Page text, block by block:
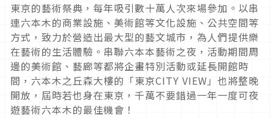
東京的藝術祭典，每年吸引數十萬人次來場參加。以串
連六本木的商業設施、美術館等文化設施、公共空間等
方式，致力於營造出最大型的藝文城市，為人們提供樂
在藝術的生活體驗。串聯六本本藝術之夜，活動期間周
邊的美術館、藝廊等都將企畫特別活動或延長開館時
間，六本木之丘森大樓的「東京CITY VIEW」也將整晚
開放，屆時若也身在東京，千萬不要錯過一年一度可夜
遊藝術六本木的最佳機會！